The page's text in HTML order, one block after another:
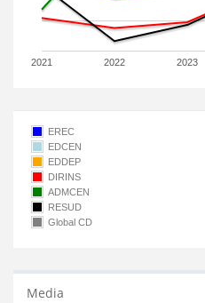
2021 2022 2023
EREC
EDCEN
EDDEP
DIRINS
ADMCEN
RESUD
Global CD
Media